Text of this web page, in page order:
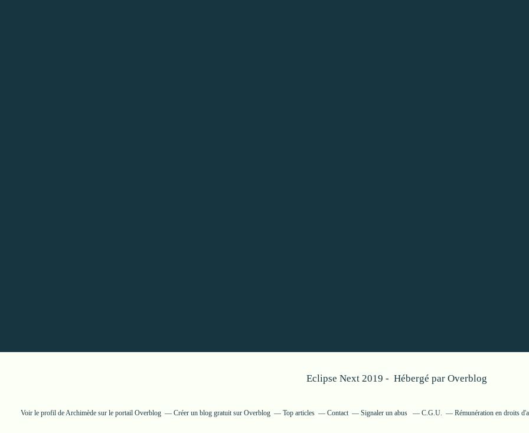
Eclipse Next 2019 - Hébergé par Overblog
Voir le profil deArchimède sur le portail Overblog Créer un blog gratuit sur Overblog Top articles Contact Signaler un abus C.G.U. Rémunération en droits